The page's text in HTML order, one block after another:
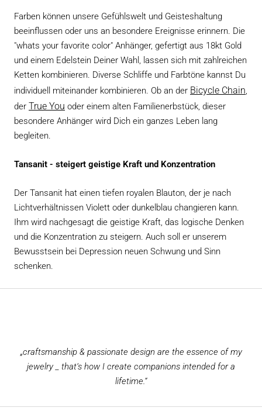
Farben können unsere Gefühlswelt und Geisteshaltung
beeinflussen oder uns an besondere Ereignisse erinnern. Die
"whats your favorite color" Anhänger, gefertigt aus 18kt Gold
und einem Edelstein Deiner Wahl, lassen sich mit zahlreichen
Ketten kombinieren. Diverse Schliffe und Farbtöne kannst Du
individuell miteinander kombinieren. Ob an der Bicycle Chain,
der True You oder einem alten Familienerbstück, dieser
besondere Anhänger wird Dich ein ganzes Leben lang
begleiten.
Tansanit - steigert geistige Kraft und Konzentration
Der Tansanit hat einen tiefen royalen Blauton, der je nach
Lichtverhältnissen Violett oder dunkelblau changieren kann.
Ihm wird nachgesagt die geistige Kraft, das logische Denken
und die Konzentration zu steigern. Auch soll er unserem
Bewusstsein bei Depression neuen Schwung und Sinn
schenken.
„craftsmanship & passionate design are the essence of my
jewelry _ that‘s how I create companions intended for a
lifetime.“